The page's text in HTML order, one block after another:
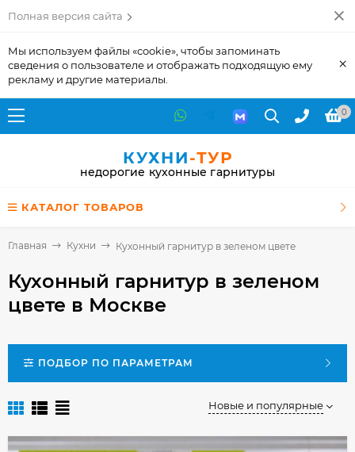
Полная версия сайта
Мы используем файлы «cookie», чтобы запоминать
сведения о пользователе и отображать подходящую ему
рекламу и другие материалы.
×
0
КУХНИ-ТУР
недорогие кухонные гарнитуры
КАТАЛОГ ТОВАРОВ
Главная Кухни Кухонный гарнитур в зеленом цвете
Кухонный гарнитур в зеленом
цвете в Москве
ПОДБОР ПО ПАРАМЕТРАМ
Новые и популярные